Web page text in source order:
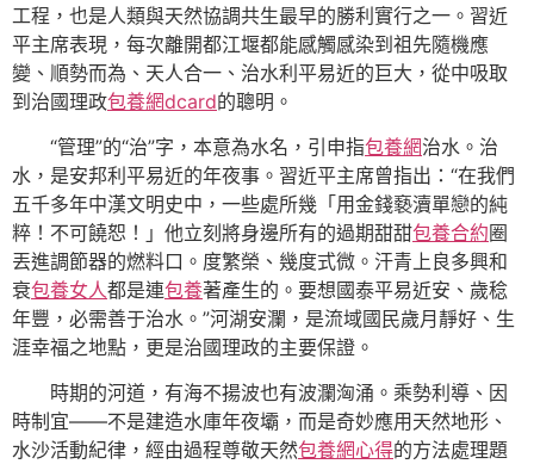
工程，也是人類與天然協調共生最早的勝利實行之一。習近
平主席表現，每次離開都江堰都能感觸感染到祖先隨機應
變、順勢而為、天人合一、治水利平易近的巨大，從中吸取
到治國理政包養網dcard的聰明。
“管理”的“治”字，本意為水名，引申指包養網治水。治
水，是安邦利平易近的年夜事。習近平主席曾指出：“在我們
五千多年中漢文明史中，一些處所幾「用金錢褻瀆單戀的純
粹！不可饒恕！」他立刻將身邊所有的過期甜甜包養合約圈
丟進調節器的燃料口。度繁榮、幾度式微。汗青上良多興和
衰包養女人都是連包養著產生的。要想國泰平易近安、歲稔
年豐，必需善于治水。”河湖安瀾，是流域國民歲月靜好、生
涯幸福之地點，更是治國理政的主要保證。
時期的河道，有海不揚波也有波瀾洶涌。乘勢利導、因
時制宜——不是建造水庫年夜壩，而是奇妙應用天然地形、
水沙活動紀律，經由過程尊敬天然包養網心得的方法處理題